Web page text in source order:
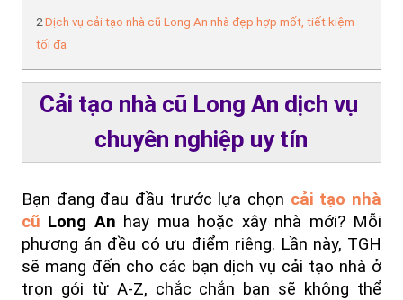
Dịch vụ cải tạo nhà cũ Long An nhà đẹp hợp mốt, tiết kiệm
tối đa
Cải tạo nhà cũ Long An dịch vụ
chuyên nghiệp uy tín
Bạn đang đau đầu trước lựa chọn cải tạo nhà
cũ Long An hay mua hoặc xây nhà mới? Mỗi
phương án đều có ưu điểm riêng. Lần này, TGH
sẽ mang đến cho các bạn dịch vụ cải tạo nhà ở
trọn gói từ A-Z, chắc chắn bạn sẽ không thể